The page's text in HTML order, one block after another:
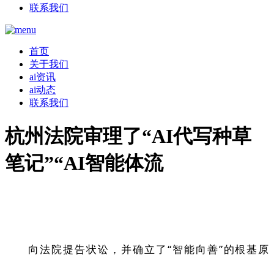
联系我们
首页
关于我们
ai资讯
ai动态
联系我们
杭州法院审理了“AI代写种草
笔记”“AI智能体流
向法院提告状讼，并确立了“智能向善”的根基原